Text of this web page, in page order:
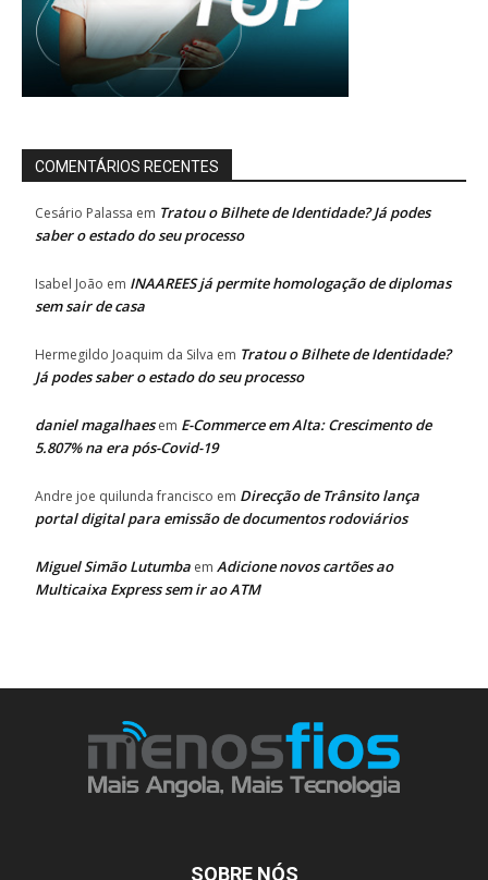
COMENTÁRIOS RECENTES
Cesário Palassa em Tratou o Bilhete de Identidade? Já podes
saber o estado do seu processo
Isabel João em INAAREES já permite homologação de diplomas
sem sair de casa
Hermegildo Joaquim da Silva em Tratou o Bilhete de Identidade?
Já podes saber o estado do seu processo
daniel magalhaesem E-Commerce em Alta: Crescimento de
5.807% na era pós-Covid-19
Andre joe quilunda francisco em Direcção de Trânsito lança
portal digital para emissão de documentos rodoviários
Miguel Simão Lutumba em Adicione novos cartões ao
Multicaixa Express sem ir ao ATM
SOBRE NÓS